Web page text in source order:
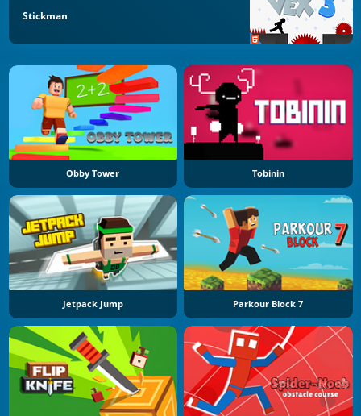
Stickman
Obby Tower Tobinin
Jetpack Jump Parkour Block 7